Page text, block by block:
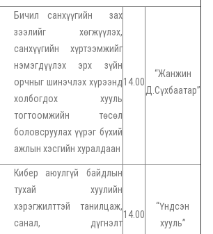
Бичил санхүүгийн зах
зээлийг хөгжүүлэх,
санхүүгийн хүртээмжийг
нэмэгдүүлэх эрх зүйн
орчныг шинэчлэх хүрээнд
холбогдох хууль
тогтоомжийн төсөл
боловсруулах үүрэг бүхий
ажлын хэсгийн хуралдаан
14.00
“Жанжин
Д.Сүхбаатар”
Кибер аюулгүй байдлын
тухай хуулийн
хэрэгжилттэй танилцаж,
санал, дүгнэлт
14.00
“Үндсэн
хууль”